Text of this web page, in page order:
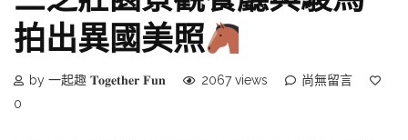
拍出異國美照
by 一起趣 𝐓𝐨𝐠𝐞𝐭𝐡𝐞𝐫 𝐅𝐮𝐧 2067 views
尚無留言
0